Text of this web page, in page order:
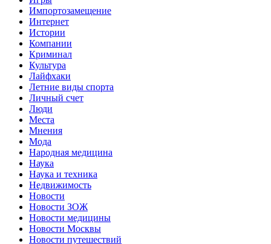
Импортозамещение
Интернет
Истории
Компании
Криминал
Культура
Лайфхаки
Летние виды спорта
Личный счет
Люди
Места
Мнения
Мода
Народная медицина
Наука
Наука и техника
Недвижимость
Новости
Новости ЗОЖ
Новости медицины
Новости Москвы
Новости путешествий